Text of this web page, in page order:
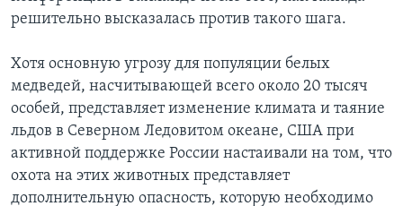
решительно высказалась против такого шага.
Хотя основную угрозу для популяции белых
медведей, насчитывающей всего около 20 тысяч
особей, представляет изменение климата и таяние
льдов в Северном Ледовитом океане, США при
активной поддержке России настаивали на том, что
охота на этих животных представляет
дополнительную опасность, которую необходимо